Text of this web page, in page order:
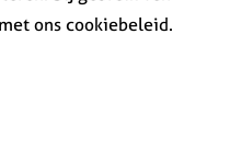
ons cookiebeleid.